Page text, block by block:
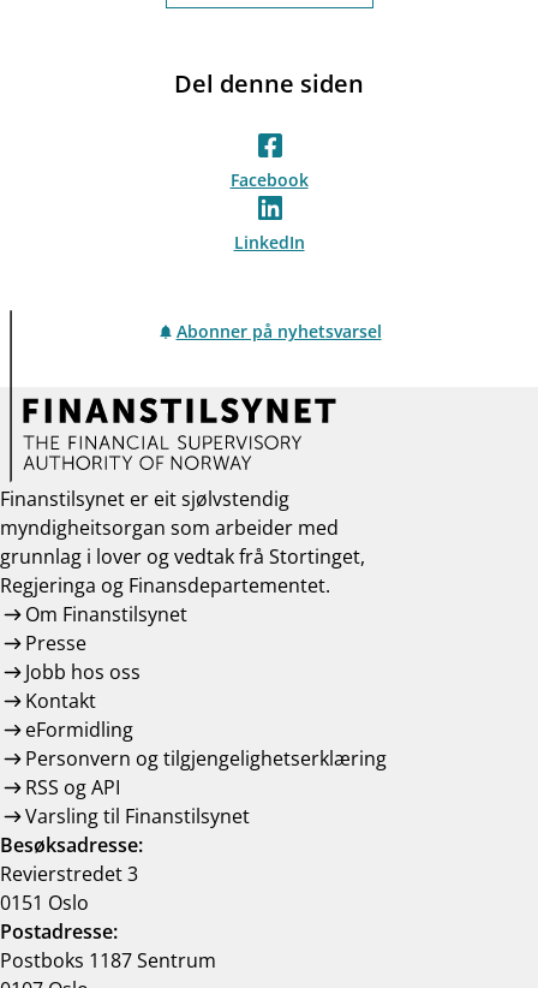
Del denne siden
Facebook
LinkedIn
Abonner på nyhetsvarsel
Finanstilsynet er eit sjølvstendig
myndigheitsorgan som arbeider med
grunnlag i lover og vedtak frå Stortinget,
Regjeringa og Finansdepartementet.
Om Finanstilsynet
Presse
Jobb hos oss
Kontakt
eFormidling
Personvern og tilgjengelighetserklæring
RSS og API
Varsling til Finanstilsynet
Besøksadresse:
Revierstredet 3
0151 Oslo
Postadresse:
Postboks 1187 Sentrum